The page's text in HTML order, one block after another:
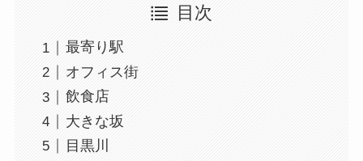
目次
最寄り駅
オフィス街
飲食店
大きな坂
目黒川